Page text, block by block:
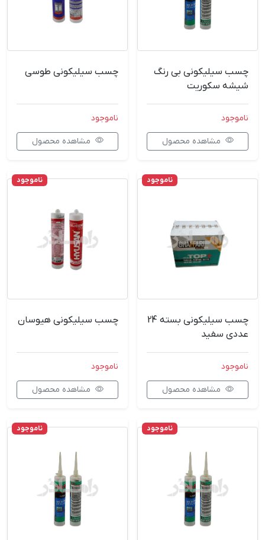
چسب سیلیکونی بی رنگ
شیشه سکوریت
ناموجود
مشاهده محصول
چسب سیلیکونی طوسی
ناموجود
مشاهده محصول
ناموجود
چسب سیلیکونی بسته 24
عددی سفید
ناموجود
مشاهده محصول
ناموجود
چسب سیلیکونی هیوسان
ناموجود
مشاهده محصول
ناموجود ناموجود